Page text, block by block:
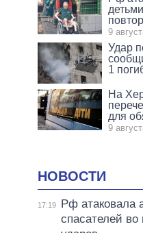
9
Удар
1
На
для
9
НОВОСТИ
17:19
Рф атаковала
спасателей